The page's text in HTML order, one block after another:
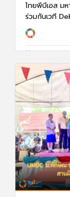
ไทยพีบีเอส ม
ร่วมกันเวที